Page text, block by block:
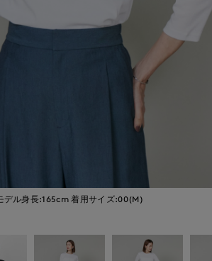
デル身長:165cm 着用サイズ:00(M)